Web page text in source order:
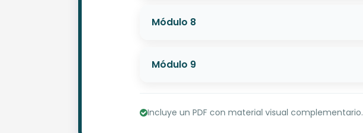
Módulo 8
Módulo 9
Incluye un PDF con material visual complementario.